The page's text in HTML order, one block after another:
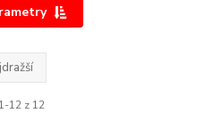
12 z 12